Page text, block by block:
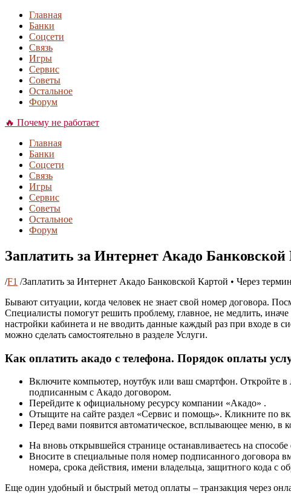
Главная
Банки
Соцсети
Связь
Игры
Сервис
Советы
Остальное
Форум
🔥 Почему не работает
Главная
Банки
Соцсети
Связь
Игры
Сервис
Советы
Остальное
Форум
Заплатить за Интернет Акадо
/F1 /Заплатить за Интернет Акадо Банковской Картой • Через
Бывают ситуации, когда человек не знает свой номер договора.
Специалисты помогут решить проблему, главное, не медлить,
настройки кабинета и не вводить данные каждый раз при входе в
можно сделать самостоятельно в разделе Услуги.
Как оплатить акадо с телефона. Порядок оплаты
Включите компьютер, ноутбук или ваш смартфон. Откройте в
подписанным с Акадо договором.
Перейдите к официальному ресурсу компании «Акадо» .
Отыщите на сайте раздел «Сервис и помощь». Кликните по
Перед вами появится автоматическое, всплывающее меню, в
На вновь открывшейся странице останавливаетесь на
Вносите в специальные поля номер подписанного договора
номера, срока действия, имени владельца, защитного кода с
Еще один удобный и быстрый метод оплаты – транзакция через